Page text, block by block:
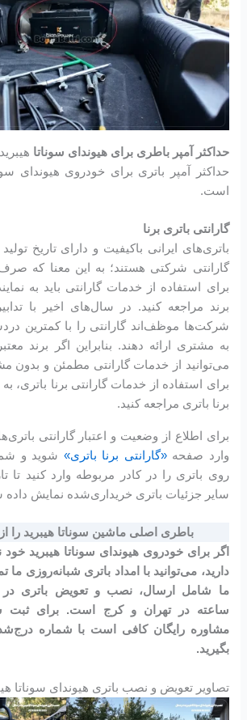
حداکثر آمپر باطری برای هیوندای سوناتا هیبرید
است.
گارانتی باتری برنا
باتری‌های ایرانی باکیفیت و دارای تاریخ
گارانتی شرکتی هستند؛ به این معنا که
برای استفاده از خدمات گارانتی باید به
برند مراجعه کنید. در سال‌های اخیر با
شرکت‌ها موظف‌اند گارانتی را با کمترین
به مشتری ارائه دهند. بنابراین اگر برند
می‌توانید از خدمات گارانتی مطمئن و بدون
برای استفاده از خدمات گارانتی برنا باتری،
برنا باتری مراجعه کنید.
برای اطلاع از وضعیت و اعتبار گارانتی
وارد صفحه«گارانتی برنا باتری» شوید و
روی باتری را در کادر مربوطه وارد کنید تا
سایر جزئیات باتری خریداری‌شده نمایش داده
باطری اصلی ماشین سوناتا هیبرید را
اگر برای خودروی هیوندای سوناتا هیبرید خود
دارید، می‌توانید با امداد باتری شبانه‌روزی
ساعته در تهران و کرج است. برای ثبت
مشاوره رایگان کافی است با شماره
بگیرید.
تصاویر تعویض و نصب باتری هیوندای سوناتا